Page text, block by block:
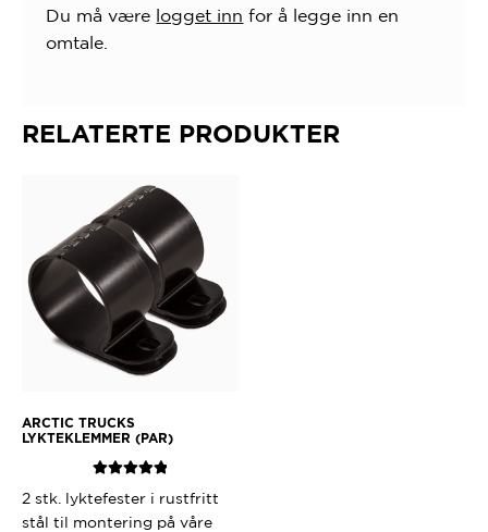
Du må være logget inn for å legge inn en
omtale.
RELATERTE PRODUKTER
ARCTIC TRUCKS
LYKTEKLEMMER (PAR)
av 5
2 stk. lyktefester i rustfritt
stål til montering på våre